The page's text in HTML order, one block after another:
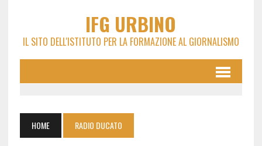
IFG URBINO
IL SITO DELL'ISTITUTO PER LA FORMAZIONE AL GIORNALISMO
HOME RADIO DUCATO